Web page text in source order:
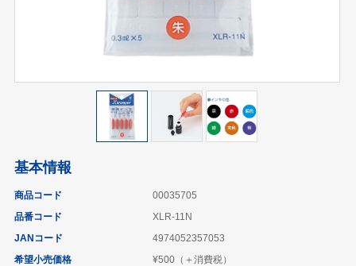
基本情報
商品コード
00035705
品番コード
XLR-11N
JANコード
4974052357053
希望小売価格
¥500（＋消費税）